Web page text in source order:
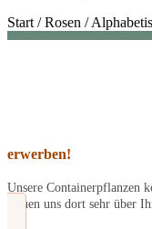
Start /Rosen /
erwerben!
Unsere Containerpflanzen
freuen uns dort sehr über